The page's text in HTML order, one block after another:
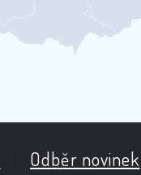
Odběr novinek